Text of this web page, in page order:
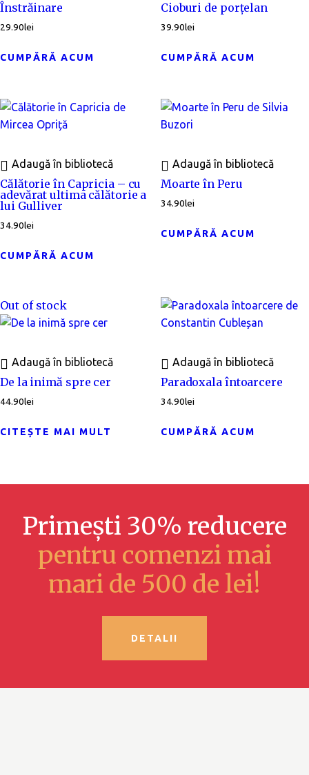
Înstrăinare
29.90lei
CUMPĂRĂ ACUM
Cioburi de porțelan
39.90lei
CUMPĂRĂ ACUM
Adaugă în bibliotecă
Călătorie în Capricia – cu
adevărat ultima călătorie a
lui Gulliver
34.90lei
CUMPĂRĂ ACUM
Adaugă în bibliotecă
Moarte în Peru
34.90lei
CUMPĂRĂ ACUM
Out of stock
Adaugă în bibliotecă
De la inimă spre cer
44.90lei
CITEȘTE MAI MULT
Adaugă în bibliotecă
Paradoxala întoarcere
34.90lei
CUMPĂRĂ ACUM
Primești 30% reducere
pentru comenzi mai
mari de 500 de lei!
DETALII